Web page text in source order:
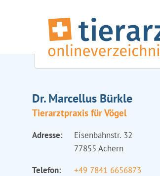
Dr. Marcellus Bürkle
Tierarztpraxis für Vögel
Adresse:
Eisenbahnstr. 32
77855 Achern
Telefon:
+49 7841 6656873